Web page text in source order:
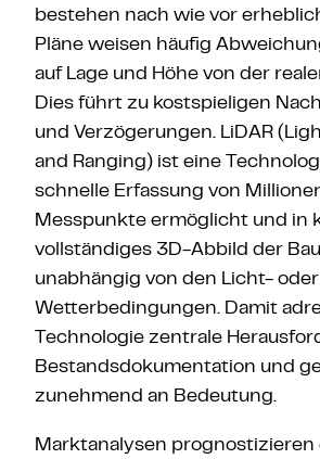
bestehen nach wie vor
Pläne weisen häufig
auf Lage und Höhe von der
Dies führt zu kostspieligen
und Verzögerungen. LiDAR
and Ranging) ist eine
schnelle Erfassung von
Messpunkte ermöglicht und in
vollständiges 3D-Abbild der
unabhängig von den Licht- oder
Wetterbedingungen. Damit
Technologie zentrale
Bestandsdokumentation und
zunehmend an Bedeutung.
Marktanalysen prognostizieren